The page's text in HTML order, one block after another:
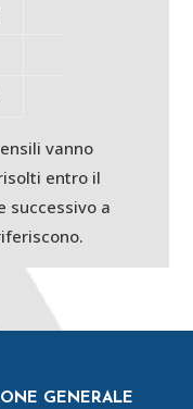
vanno
entro il
successivo a
GENERALE